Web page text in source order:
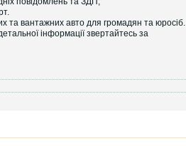
та вантажних авто для громадян та юросіб.
інформації звертайтесь за